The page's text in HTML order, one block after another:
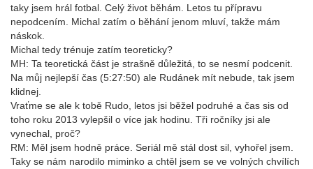
taky jsem hrál fotbal. Celý život běhám. Letos tu přípravu
nepodcením. Michal zatím o běhání jenom mluví, takže mám
náskok.
Michal tedy trénuje zatím teoreticky?
MH: Ta teoretická část je strašně důležitá, to se nesmí podcenit.
Na můj nejlepší čas (5:27:50) ale Rudánek mít nebude, tak jsem
klidnej.
Vraťme se ale k tobě Rudo, letos jsi běžel podruhé a čas sis od
toho roku 2013 vylepšil o více jak hodinu. Tři ročníky jsi ale
vynechal, proč?
RM: Měl jsem hodně práce. Seriál mě stál dost sil, vyhořel jsem.
Taky se nám narodilo miminko a chtěl jsem se ve volných chvílích